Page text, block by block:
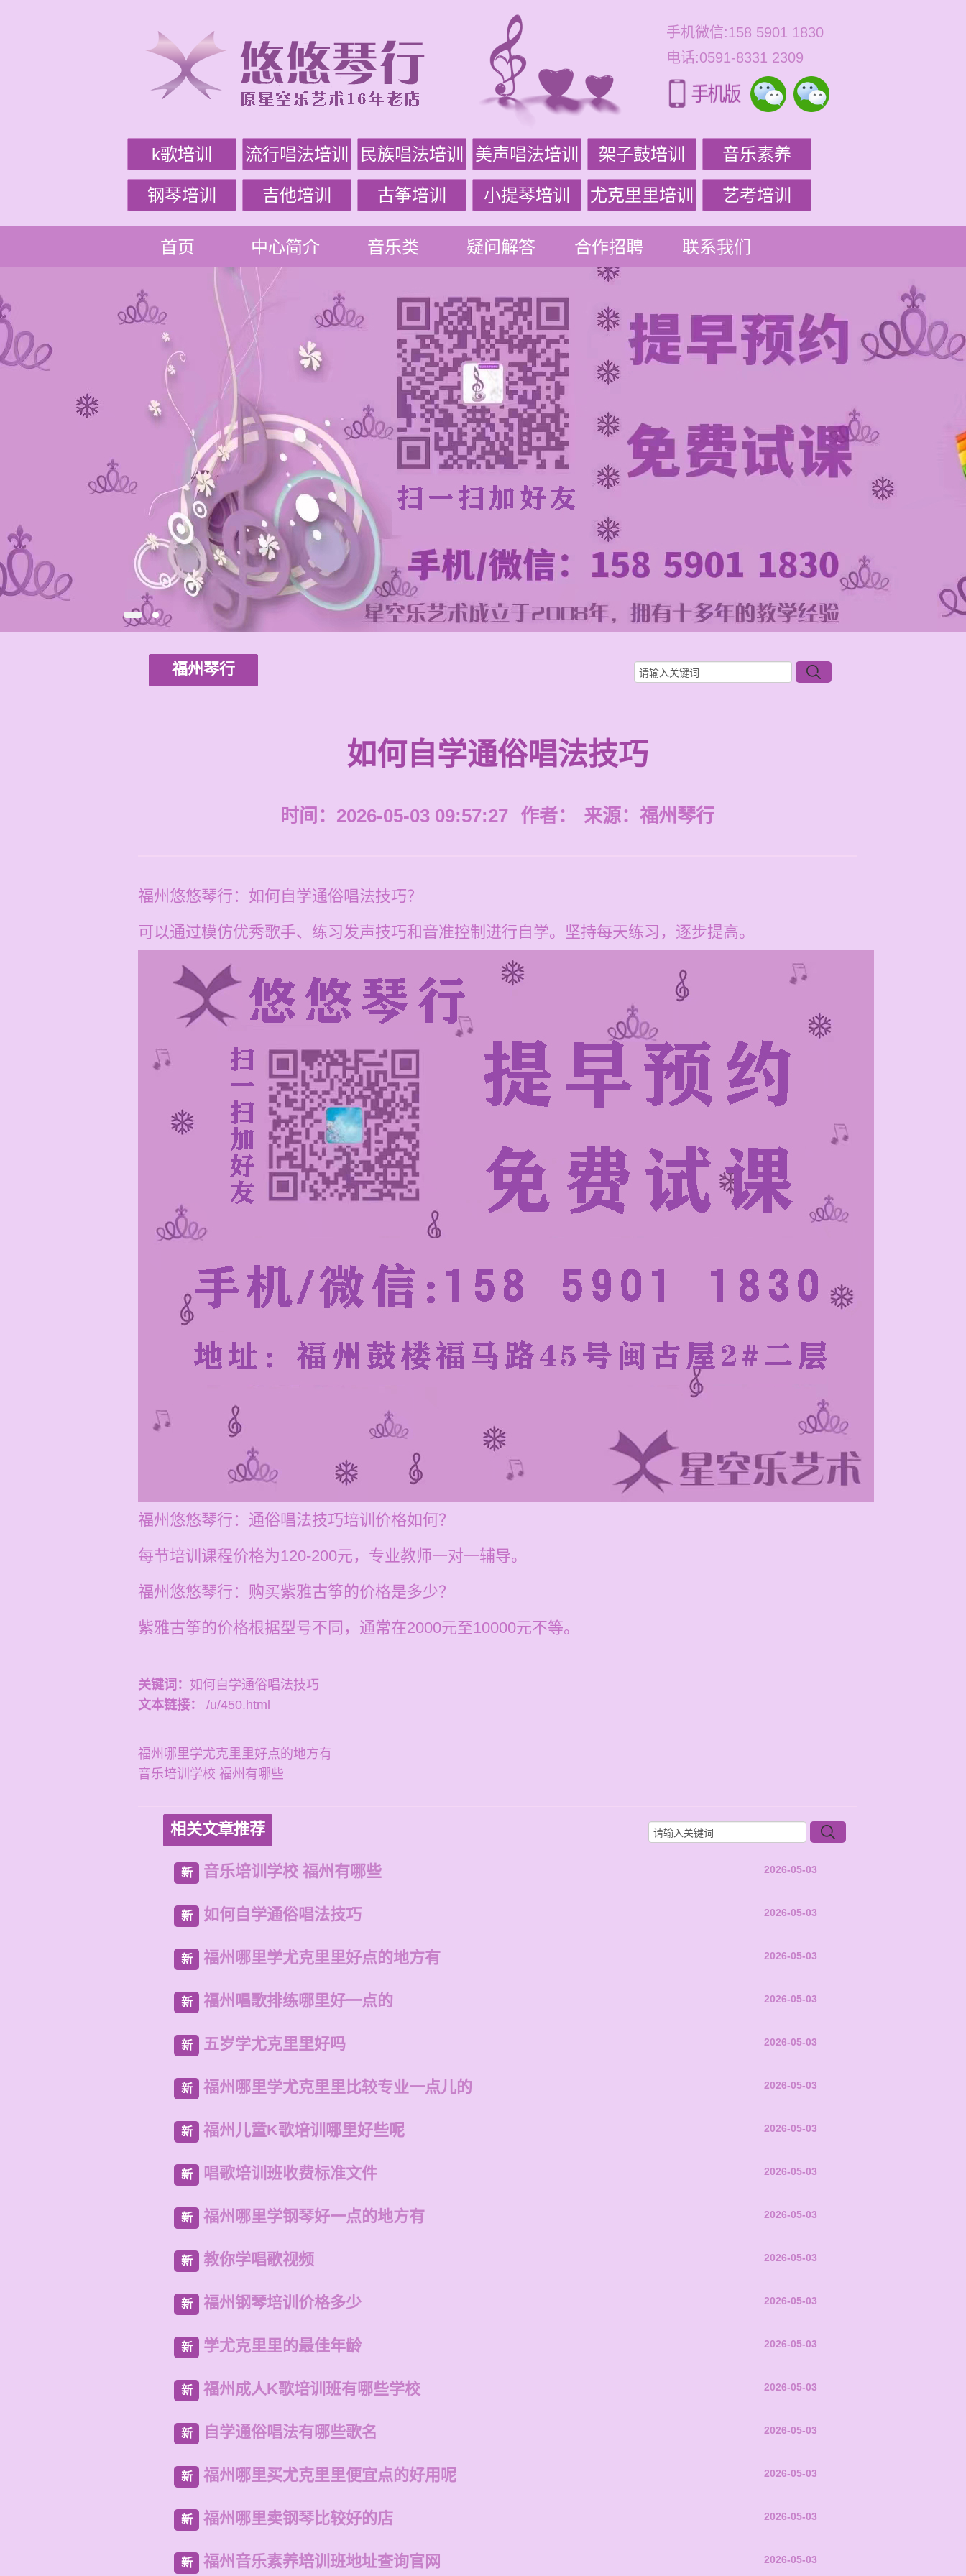
手机微信:158 5901 1830
电话:0591-8331 2309
k歌培训 流行唱法培训 民族唱法培训 美声唱法培训 架子鼓培训 音乐素养
钢琴培训 吉他培训 古筝培训 小提琴培训 尤克里里培训 艺考培训
首页 中心简介 音乐类 疑问解答 合作招聘 联系我们
福州琴行
如何自学通俗唱法技巧
时间：2026-05-03 09:57:27 作者： 来源： 福州琴行
福州悠悠琴行：如何自学通俗唱法技巧？
可以通过模仿优秀歌手、练习发声技巧和音准控制进行自学。坚持每天练习，逐步提高。
福州悠悠琴行：通俗唱法技巧培训价格如何？
每节培训课程价格为120-200元，专业教师一对一辅导。
福州悠悠琴行：购买紫雅古筝的价格是多少？
紫雅古筝的价格根据型号不同，通常在2000元至10000元不等。
关键词： 如何自学通俗唱法技巧
文本链接：
/u/450.html
福州哪里学尤克里里好点的地方有
音乐培训学校 福州有哪些
相关文章推荐
新 音乐培训学校 福州有哪些 2026-05-03
新 如何自学通俗唱法技巧 2026-05-03
新 福州哪里学尤克里里好点的地方有 2026-05-03
新 福州唱歌排练哪里好一点的 2026-05-03
新 五岁学尤克里里好吗 2026-05-03
新 福州哪里学尤克里里比较专业一点儿的 2026-05-03
新 福州儿童K歌培训哪里好些呢 2026-05-03
新 唱歌培训班收费标准文件 2026-05-03
新 福州哪里学钢琴好一点的地方有 2026-05-03
新 教你学唱歌视频 2026-05-03
新 福州钢琴培训价格多少 2026-05-03
新 学尤克里里的最佳年龄 2026-05-03
新 福州成人K歌培训班有哪些学校 2026-05-03
新 自学通俗唱法有哪些歌名 2026-05-03
新 福州哪里买尤克里里便宜点的好用呢 2026-05-03
新 福州哪里卖钢琴比较好的店 2026-05-03
新 福州音乐素养培训班地址查询官网 2026-05-03